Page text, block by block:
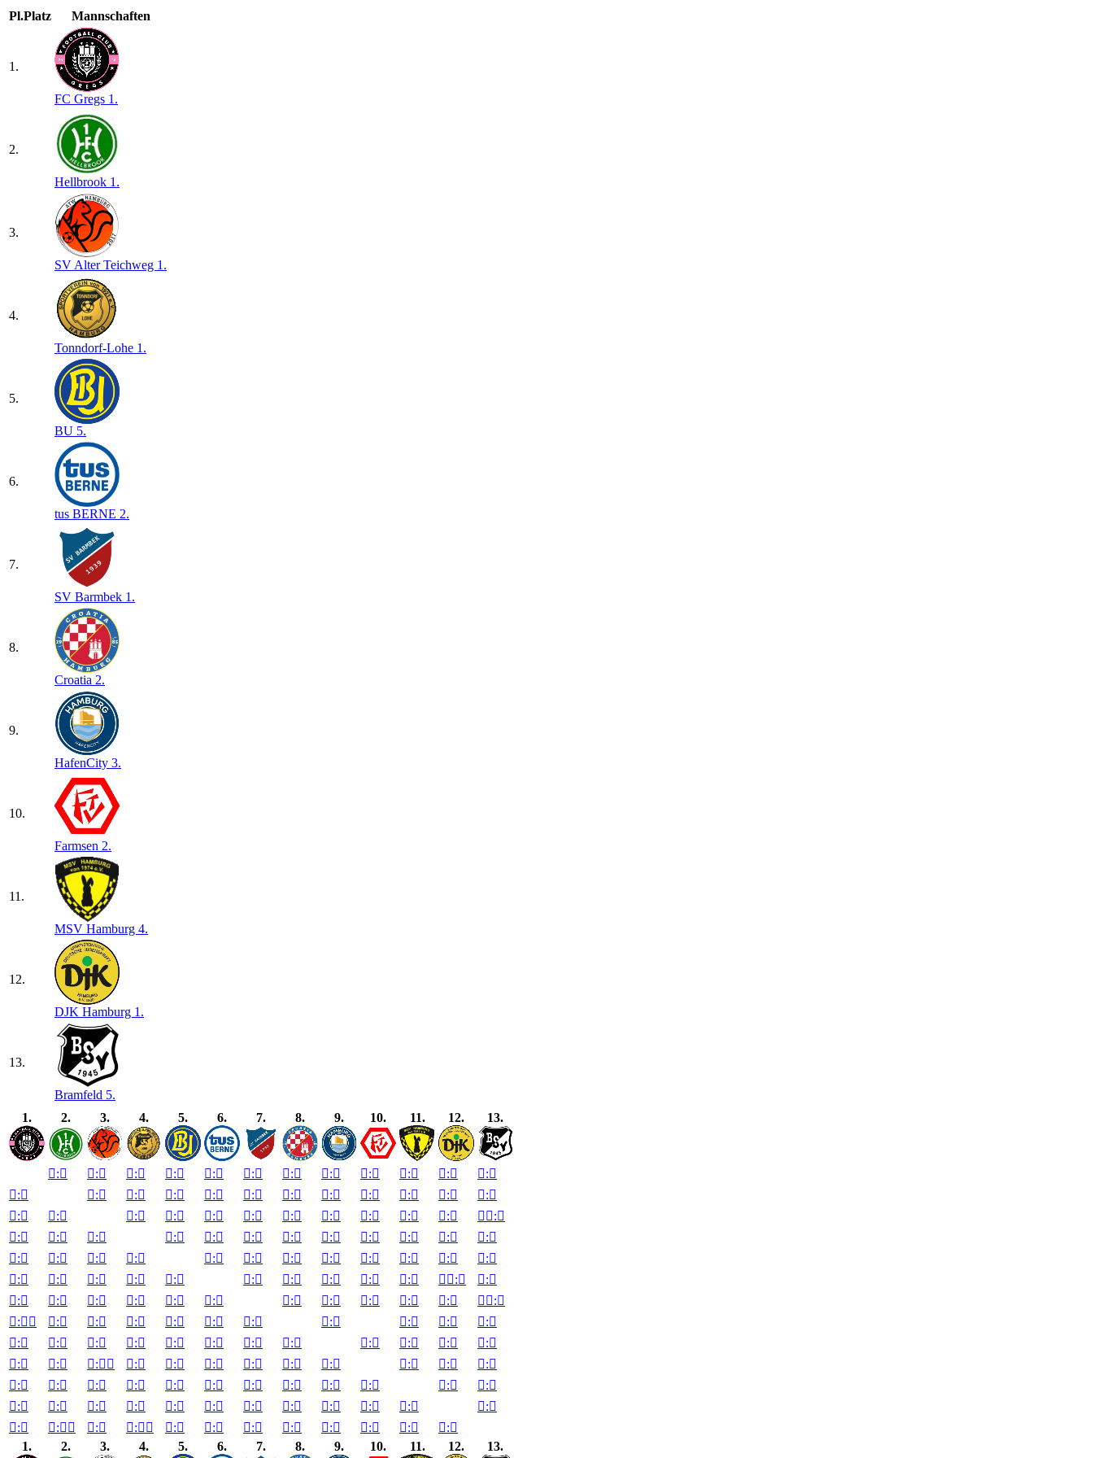
Pl.Platz Mannschaften
1.
FC Gregs 1.
2.
Hellbrook 1.
3.
SV Alter Teichweg 1.
4.
Tonndorf-Lohe 1.
5.
BU 5.
6.
tus BERNE 2.
7.
SV Barmbek 1.
8.
Croatia 2.
9.
HafenCity 3.
10.
Farmsen 2.
11.
MSV Hamburg 4.
12.
DJK Hamburg 1.
13.
Bramfeld 5.
1.
2. 3. 4. 5. 6. 7. 8. 9. 10. 11. 12. 13.
1. 2. 3. 4. 5. 6. 7. 8. 9. 10. 11. 12. 13.
: : : : : : : : : : : :
: : : : : : : : : : : :
: : : : : : : : : : : :
: : : : : : : : : : : :
: : : : : : : : : : : :
: : : : : : : : : : : :
: : : : : : : : : : : :
: : : : : : : : : : :
: : : : : : : : : : : :
: : : : : : : : : : : :
: : : : : : : : : : : :
: : : : : : : : : : : :
: : : : : : : : : : : :